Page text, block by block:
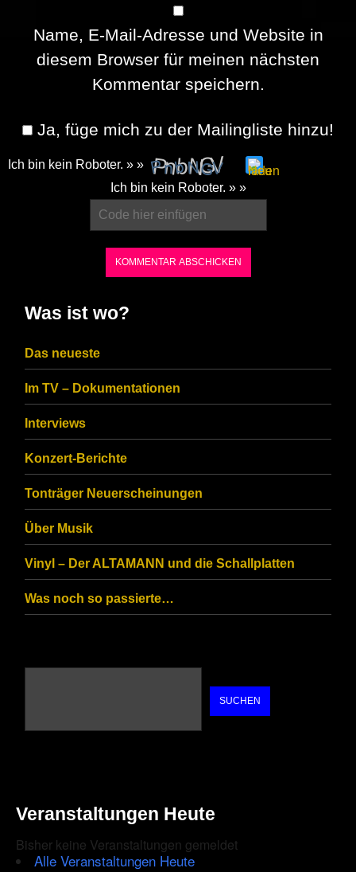
Name, E-Mail-Adresse und Website in
diesem Browser für meinen nächsten
Kommentar speichern.
Ja, füge mich zu der Mailingliste hinzu!
Ich bin kein Roboter. » »
CAPTCHA
ensure
that
you
are
human.
Ich bin kein Roboter. » »
Was ist wo?
Das neueste
Im TV – Dokumentationen
Interviews
Konzert-Berichte
Tonträger Neuerscheinungen
Über Musik
Vinyl – Der ALTAMANN und die Schallplatten
Was noch so passierte…
SUCHEN
Veranstaltungen Heute
Bisher keine Veranstaltungen gemeldet
Alle Veranstaltungen Heute